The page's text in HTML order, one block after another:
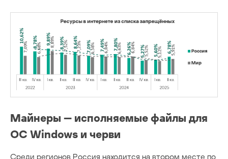
Майнеры — исполняемые файлы для
ОС Windows и черви
Среди регионов Россия находится на втором месте по